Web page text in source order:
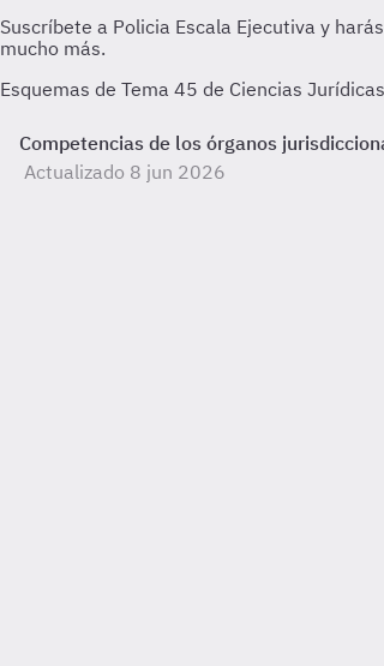
Esquemas de Tema 45 de Ciencias
Competencias de los órganos
Actualizado 8 jun 2026